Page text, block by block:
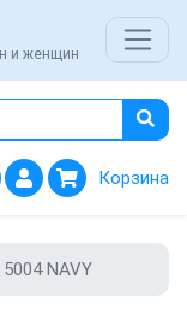
и женщин
Корзина
NAVY